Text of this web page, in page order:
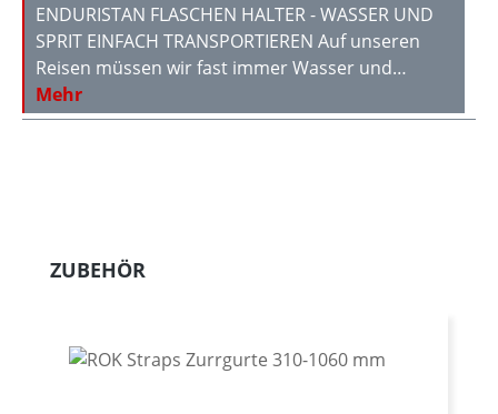
ENDURISTAN FLASCHEN HALTER - WASSER UND
SPRIT EINFACH TRANSPORTIEREN Auf unseren
Reisen müssen wir fast immer Wasser und…
Mehr
Produktgalerie überspringen
ZUBEHÖR